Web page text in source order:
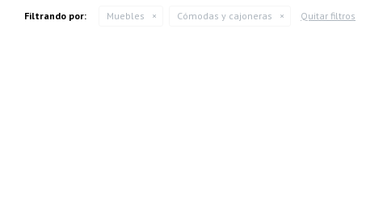
Filtrando por: Muebles Cómodas y cajoneras Quitar filtros